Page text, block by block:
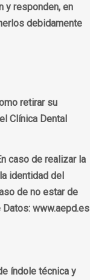
y responden, en
debidamente
retirar su
Clínica Dental
caso de realizar la
identidad del
de no estar de
www.aepd.es
índole técnica y